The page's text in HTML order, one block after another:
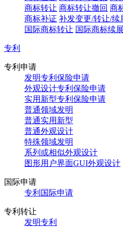
商标转让 商标转让撤回 商
商标补证 补发变更/转让/续
国际商标转让 国际商标续展
专利
专利申请
发明专利保险申请
外观设计专利保险申请
实用新型专利保险申请
普通领域发明
普通实用新型
普通外观设计
特殊领域发明
系列或相似外观设计
图形用户界面GUI外观设计
国际申请
专利国际申请
专利转让
发明专利